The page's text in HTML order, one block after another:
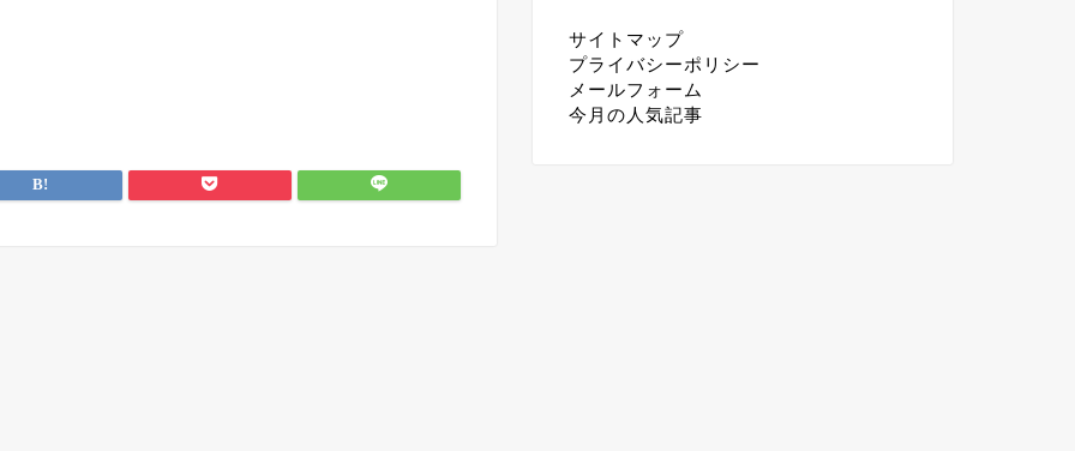
サイトマップ
プライバシーポリシー
メールフォーム
今月の人気記事